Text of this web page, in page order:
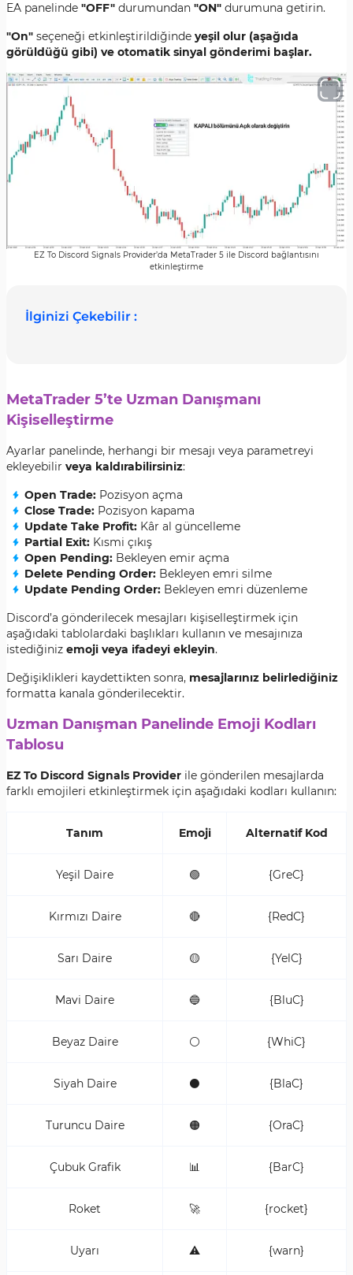
EA panelinde "OFF" durumundan "ON" durumuna getirin.
"On" seçeneği etkinleştirildiğinde yeşil olur (aşağıda
görüldüğü gibi) ve otomatik sinyal gönderimi başlar.
EZ To Discord Signals Provider’da MetaTrader 5 ile Discord bağlantısını
etkinleştirme
İlginizi Çekebilir :
MetaTrader 5’te Uzman Danışmanı
Kişiselleştirme
Ayarlar panelinde, herhangi bir mesajı veya parametreyi
ekleyebilir veya kaldırabilirsiniz:
Open Trade: Pozisyon açma
Close Trade: Pozisyon kapama
Update Take Profit: Kâr al güncelleme
Partial Exit: Kısmi çıkış
Open Pending: Bekleyen emir açma
Delete Pending Order: Bekleyen emri silme
Update Pending Order: Bekleyen emri düzenleme
Discord’a gönderilecek mesajları kişiselleştirmek için
aşağıdaki tablolardaki başlıkları kullanın ve mesajınıza
istediğiniz emoji veya ifadeyi ekleyin.
Değişiklikleri kaydettikten sonra, mesajlarınız belirlediğiniz
formatta kanala gönderilecektir.
Uzman Danışman Panelinde Emoji Kodları
Tablosu
EZ To Discord Signals Provider ile gönderilen mesajlarda
farklı emojileri etkinleştirmek için aşağıdaki kodları kullanın:
Tanım Emoji Alternatif Kod
Yeşil Daire 🟢 {GreC}
Kırmızı Daire 🔴 {RedC}
Sarı Daire 🟡 {YelC}
Mavi Daire 🔵 {BluC}
Beyaz Daire ⚪ {WhiC}
Siyah Daire ⚫ {BlaC}
Turuncu Daire 🟠 {OraC}
Çubuk Grafik 📊 {BarC}
Roket 🚀 {rocket}
Uyarı ⚠️ {warn}